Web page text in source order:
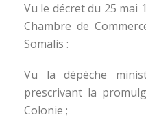
Vu le décret du 25 mai
Chambre de
Somalis :
Vu la dépèche
prescrivant la
Colonie ;